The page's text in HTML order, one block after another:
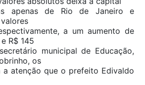
apenas de Rio de Janeiro e
a um aumento de
R$ 145
municipal de Educação,
os
a atenção que o prefeito Edivaldo